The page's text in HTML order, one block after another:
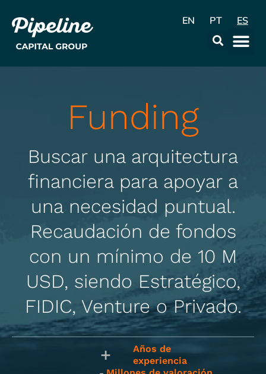
EN PT ES
Funding
Buscar una arquitectura
financiera para apoyar a
una necesidad puntual.
Recaudación de fondos
con un mínimo de 10 M
USD, siendo Estratégico,
FIDIC, Venture o Privado.
Años de
experiencia
+